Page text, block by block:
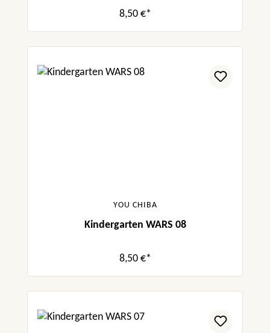
8,50 €*
YOU CHIBA
Kindergarten WARS 08
8,50 €*